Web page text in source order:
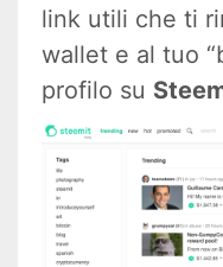
link utili che ti
wallet e al tuo
profilo su